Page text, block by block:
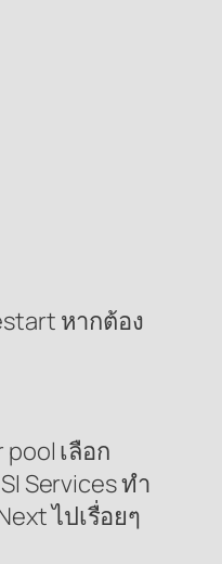
หากต้อง
เลือก
Services ทำ
ไปเรื่อยๆ